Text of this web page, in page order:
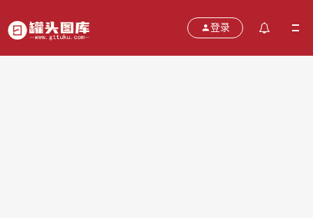
登录